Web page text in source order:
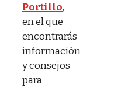
Portillo,
en el que
encontrarás
información
y consejos
para